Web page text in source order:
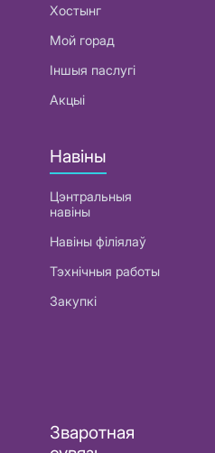
Хостынг
Мой горад
Іншыя паслугі
Акцыі
Навіны
Цэнтральныя
навіны
Навіны філіялаў
Тэхнічныя работы
Закупкі
Зваротная